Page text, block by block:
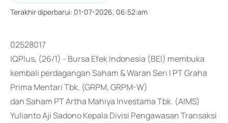
Terakhir diperbarui: 01-07-2026, 06:52:am
02528017
IQPlus, (26/1) - Bursa Efek Indonesia (BEI) membuka
kembali perdagangan Saham & Waran Seri I PT Graha
Prima Mentari Tbk. (GRPM, GRPM-W)
dan Saham PT Artha Mahiya Investama Tbk. (AIMS)
Yulianto Aji Sadono Kepala Divisi Pengawasan Transaksi